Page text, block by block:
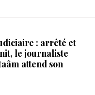
: arrêté et
le journaliste
attend son